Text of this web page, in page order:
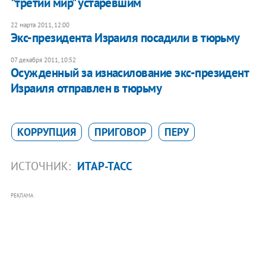
22 марта 2011, 12:00
Экс-президента Израиля посадили в тюрьму
07 декабря 2011, 10:52
Осужденный за изнасилование экс-президент
Израиля отправлен в тюрьму
КОРРУПЦИЯ ПРИГОВОР ПЕРУ
ИСТОЧНИК: ИТАР-ТАСС
РЕКЛАМА